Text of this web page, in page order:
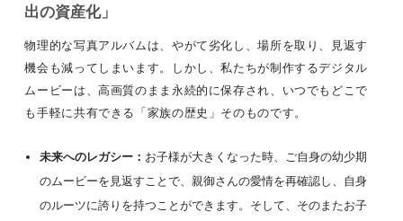
出の資産化」
物理的な写真アルバムは、やがて劣化し、場所を取り、見返す
機会も減ってしまいます。しかし、私たちが制作するデジタル
ムービーは、高画質のまま永続的に保存され、いつでもどこで
も手軽に共有できる「家族の歴史」そのものです。
未来へのレガシー： お子様が大きくなった時、ご自身の幼少期
のムービーを見返すことで、親御さんの愛情を再確認し、自身
のルーツに誇りを持つことができます。そして、そのまたお子